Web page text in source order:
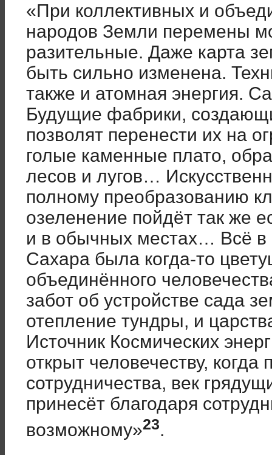
«При коллективных и
народов Земли перемены
разительные. Даже карта
быть сильно изменена.
также и атомная энергия.
Будущие фабрики,
позволят перенести их на
голые каменные плато,
лесов и лугов…
полному преобразованию
озеленение пойдёт так же
и в обычных местах… Всё в
Сахара была когда-то
объединённого
забот об устройстве сада
отепление тундры, и
Источник Космических
открыт человечеству, когда
сотрудничества, век
принесёт благодаря
возможному»23.